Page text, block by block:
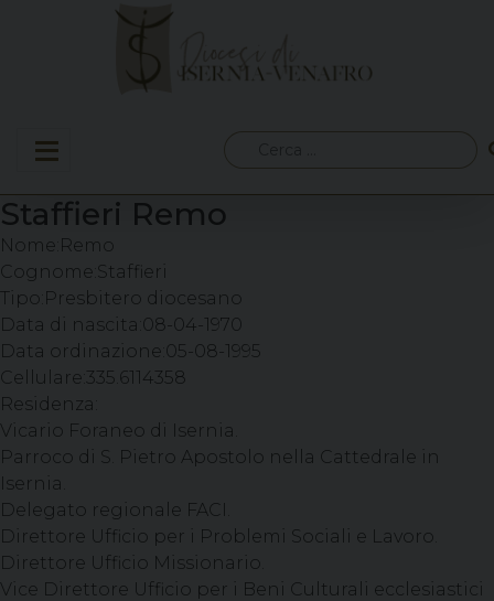
per:
Staffieri Remo
Nome: Remo
Cognome: Staffieri
Tipo: Presbitero diocesano
Data di nascita: 08-04-1970
Data ordinazione: 05-08-1995
Cellulare: 335.6114358
Residenza:
Vicario Foraneo di Isernia.
Parroco di S. Pietro Apostolo nella Cattedrale in
Isernia.
Delegato regionale FACI.
Direttore Ufficio per i Problemi Sociali e Lavoro.
Direttore Ufficio Missionario.
Vice Direttore Ufficio per i Beni Culturali ecclesiastici